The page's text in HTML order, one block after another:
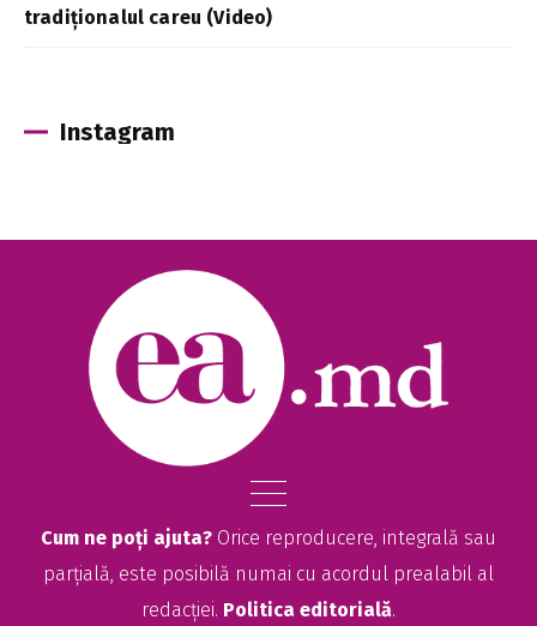
tradiționalul careu (Video)
Instagram
Cum ne poți ajuta? Orice reproducere, integrală sau
parțială, este posibilă numai cu acordul prealabil al
redacției. Politica editorială.